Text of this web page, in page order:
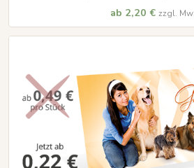
ab 2,20 € zzgl.